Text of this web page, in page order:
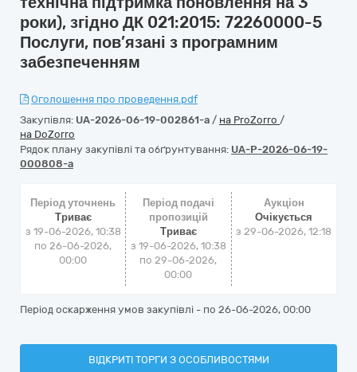
роки), згідно ДК 021:2015: 72260000-5
Послуги, пов’язані з програмним
забезпеченням
Оголошення про проведення.pdf
Закупівля: UA-2026-06-19-002861-a / на ProZorro /
на DoZorro
Рядок плану закупівлі та обґрунтування: UA-P-2026-06-19-
000808-a
Період уточнень
Триває
з 19-06-2026, 10:38
по 26-06-2026,
00:00
Період подачі
пропозицій
Триває
з 19-06-2026, 10:38
по 29-06-2026,
00:00
Аукціон
Очікується
з29-06-2026, 12:18
Період оскарження умов закупівлі - по 26-06-2026, 00:00
ВІДКРИТІ ТОРГИ З ОСОБЛИВОСТЯМИ